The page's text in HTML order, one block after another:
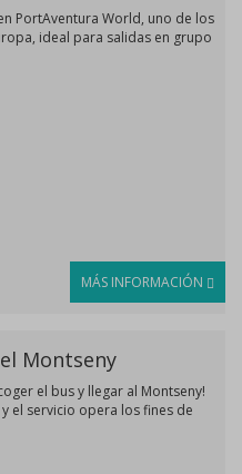
PortAventura World, uno de los
ideal para salidas en grupo
MÁS INFORMACIÓN
Montseny
el bus y llegar al Montseny!
el servicio opera los fines de